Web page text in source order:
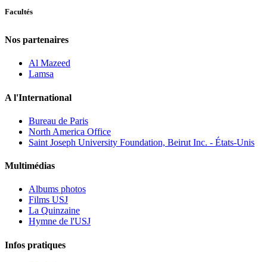
Facultés
Nos partenaires
Al Mazeed
Lamsa
A l'International
Bureau de Paris
North America Office
Saint Joseph University Foundation, Beirut Inc. - États-Unis
Multimédias
Albums photos
Films USJ
La Quinzaine
Hymne de l'USJ
Infos pratiques